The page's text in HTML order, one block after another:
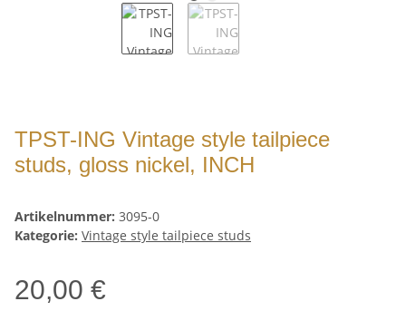
TPST-ING Vintage style tailpiece
studs, gloss nickel, INCH
Artikelnummer: 3095-0
Kategorie: Vintage style tailpiece studs
20,00 €